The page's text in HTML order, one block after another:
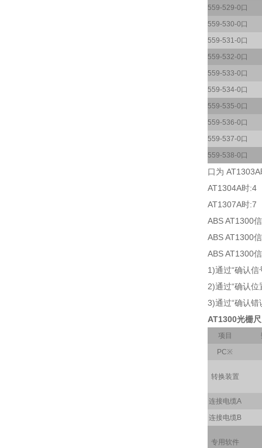
559-529-0口
559-530-0口
559-531-0口
559-532-0口
559-533-0口
559-534-0口
559-535-0口
559-536-0口
559-537-0口
559-538-0口
口为
AT1304A时:4
AT1307A时:7
ABS AT1300
ABS AT1300
ABS AT1300
1)通过“确认
2)通过“确认
3)通过“确认
AT1300光栅尺
项目
PC※
转换装置
连接电缆A
连接电缆B
专用软件